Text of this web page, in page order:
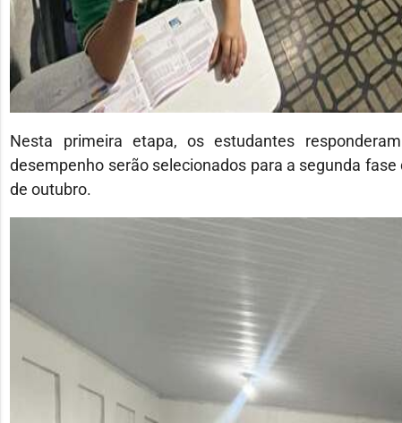
Nesta primeira etapa, os estudantes
desempenho serão selecionados para a segunda
de outubro.